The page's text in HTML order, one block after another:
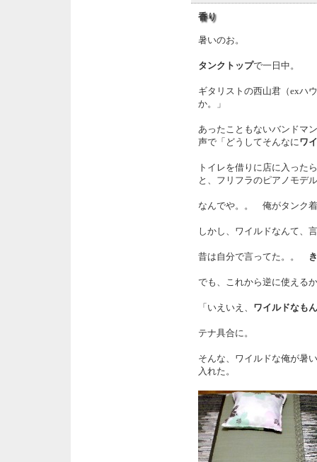
香り
暑いのお。
タンクトップで一日中。
ギタリストの西山君（exハ
か。」
あったこともないバンドマ
声で「どうしてそんなにワ
トイレを借りに店に入った
と、フリフラのピアノモデ
なんでや。。 俺がタンク
しかし、ワイルドなんて、
昔は自分で言ってた。。
でも、これから逆に使え
「いえいえ、 ワイルドなも
テナ具合に。
そんな、ワイルドな俺が暑
入れた。